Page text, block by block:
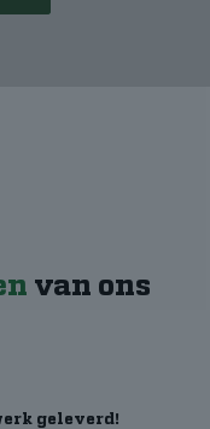
van ons
geleverd!